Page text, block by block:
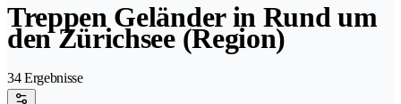
Treppen Geländer in Rund um
den Zürichsee (Region)
34 Ergebnisse